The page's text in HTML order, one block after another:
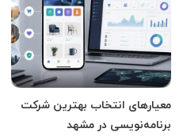
معیارهای انتخاب بهترین شرکت
برنامه‌نویسی در مشهد